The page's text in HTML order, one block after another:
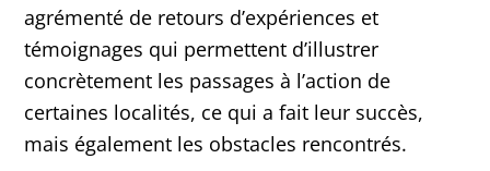
agrémenté de retours d’expériences et
témoignages qui permettent d’illustrer
concrètement les passages à l’action de
certaines localités, ce qui a fait leur succès,
mais également les obstacles rencontrés.